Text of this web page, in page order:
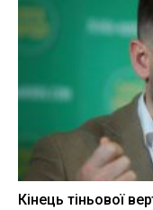
Кінець тіньової